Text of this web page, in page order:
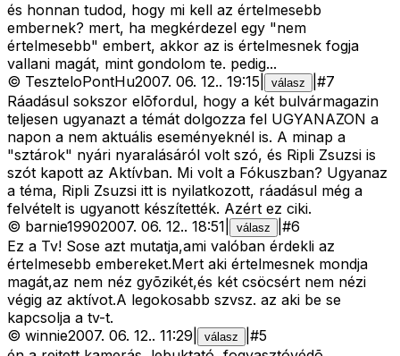
és honnan tudod, hogy mi kell az értelmesebb
embernek? mert, ha megkérdezel egy "nem
értelmesebb" embert, akkor az is értelmesnek fogja
vallani magát, mint gondolom te. pedig...
© TeszteloPontHu2007. 06. 12.. 19:15 válasz #7
Ráadásul sokszor elõfordul, hogy a két bulvármagazin
teljesen ugyanazt a témát dolgozza fel UGYANAZON a
napon a nem aktuális eseményeknél is. A minap a
"sztárok" nyári nyaralásáról volt szó, és Ripli Zsuzsi is
szót kapott az Aktívban. Mi volt a Fókuszban? Ugyanaz
a téma, Ripli Zsuzsi itt is nyilatkozott, ráadásul még a
felvételt is ugyanott készítették. Azért ez ciki.
© barnie19902007. 06. 12.. 18:51 válasz #6
Ez a Tv! Sose azt mutatja,ami valóban érdekli az
értelmesebb embereket.Mert aki értelmesnek mondja
magát,az nem néz gyõzikét,és két csöcsért nem nézi
végig az aktívot.A legokosabb szvsz. az aki be se
kapcsolja a tv-t.
© winnie2007. 06. 12.. 11:29 válasz #5